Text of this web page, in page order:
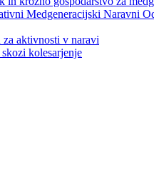
Medgeneracijski Naravni
aktivnosti v naravi
kolesarjenje